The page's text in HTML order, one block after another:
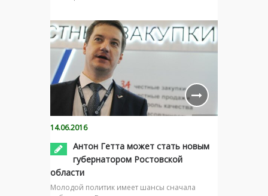
14.06.2016
Антон Гетта может стать новым
губернатором Ростовской
области
Молодой политик имеет шансы сначала